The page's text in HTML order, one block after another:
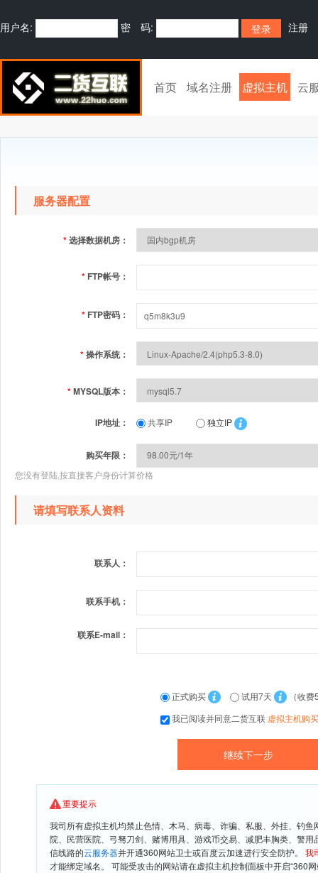
用户名: 密 码: 注册
首页 域名注册 虚拟主机 云
服务器配置
*选择数据机房：
* FTP帐号：
* FTP密码：
*操作系统：
*MYSQL版本：
IP地址： 共享IP 独立IP
购买年限：
您没有登陆,按直接客户身份计算价格
请填写联系人资料
联系人：
联系手机：
联系E-mail：
正式购买 试用7天
（收费
我已阅读并同意二货互联 虚拟主机购
重要提示
我司所有虚拟主机均禁止色情、木马、病毒、诈骗、私服、外挂、钓
院、民营医院、弓驽刀剑、赌博用具、游戏币交易、减肥丰胸类、警
信线路的云服务器并开通360网站卫士或百度云加速进行安全防护。 我
才能绑定域名。 可能受攻击的网站请在虚拟主机控制面板中开启“360